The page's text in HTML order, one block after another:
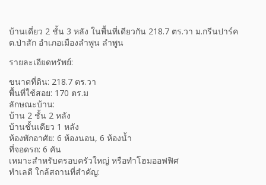
บ้านเดี่ยว 2 ชั้น 3 หลัง ในพื้นที่เดียวกัน 218.7 ตร.วา ม.กรีนปาร์ค
ต.ป่าสัก อำเภอเมืองลำพูน ลำพูน
รายละเอียดทรัพย์:
ขนาดที่ดิน: 218.7 ตร.วา
พื้นที่ใช้สอย: 170 ตร.ม
ลักษณะบ้าน:
บ้าน 2 ชั้น 2 หลัง
บ้านชั้นเดียว 1 หลัง
ห้องพักอาศัย: 6 ห้องนอน, 6 ห้องน้ำ
ที่จอดรถ: 6 คัน
เหมาะสำหรับครอบครัวใหญ่ หรือทำโฮมออฟฟิศ
ทำเลดี ใกล้สถานที่สำคัญ: